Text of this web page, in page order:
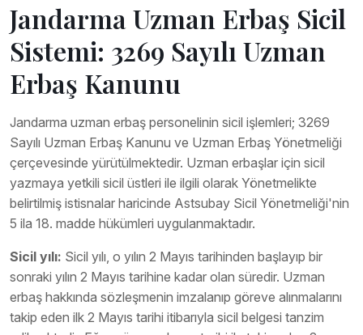
Jandarma Uzman Erbaş Sicil
Sistemi: 3269 Sayılı Uzman
Erbaş Kanunu
Jandarma uzman erbaş personelinin sicil işlemleri; 3269
Sayılı Uzman Erbaş Kanunu ve Uzman Erbaş Yönetmeliği
çerçevesinde yürütülmektedir. Uzman erbaşlar için sicil
yazmaya yetkili sicil üstleri ile ilgili olarak Yönetmelikte
belirtilmiş istisnalar haricinde Astsubay Sicil Yönetmeliği'nin
5 ila 18. madde hükümleri uygulanmaktadır.
Sicil yılı: Sicil yılı, o yılın 2 Mayıs tarihinden başlayıp bir
sonraki yılın 2 Mayıs tarihine kadar olan süredir. Uzman
erbaş hakkında sözleşmenin imzalanıp göreve alınmalarını
takip eden ilk 2 Mayıs tarihi itibarıyla sicil belgesi tanzim